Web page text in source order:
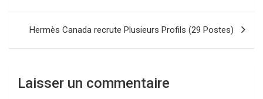
l’article
Hermès Canada recrute Plusieurs Profils (29 Postes)
Laisser un commentaire